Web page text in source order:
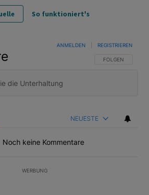
So funktioniert's
FOLGE DIESER
FOLGEN
ANMELDEN REGISTRIEREN
NEUESTE
Noch keine Kommentare
WERBUNG